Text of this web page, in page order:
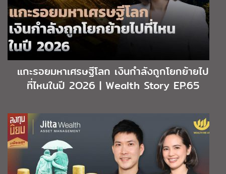
แกะรอยมหาเศรษฐีโลก เงินกำลังถูกโยกย้ายไป
ที่ไหนในปี 2O26 | Wealth Story EP.65